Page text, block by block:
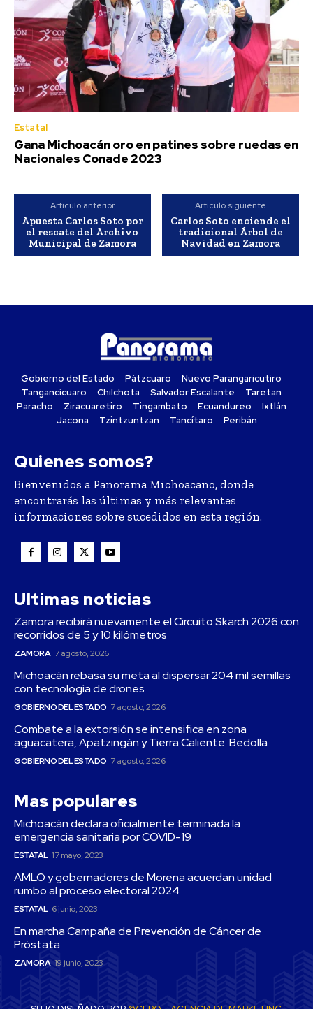
Estatal
Gana Michoacán oro en patines sobre ruedas en
Nacionales Conade 2023
Artículo anterior
Apuesta Carlos Soto por
el rescate del Archivo
Municipal de Zamora
Artículo siguiente
Carlos Soto enciende el
tradicional Árbol de
Navidad en Zamora
Gobierno del Estado Pátzcuaro
Nuevo Parangaricutiro
Tangancícuaro
Chilchota Salvador Escalante
Taretan
Paracho
Ziracuaretiro Tingambato Ecuandureo
Ixtlán
Jacona
Tzintzuntzan Tancítaro Peribán
Quienes somos?
Bienvenidos a Panorama Michoacano, donde
encontrarás las últimas y más relevantes
informaciones sobre sucedidos en esta región.
Ultimas noticias
Zamora recibirá nuevamente el Circuito Skarch 2026 con
recorridos de 5 y 10 kilómetros
ZAMORA 7 agosto, 2026
Michoacán rebasa su meta al dispersar 204 mil semillas
con tecnología de drones
GOBIERNO DEL ESTADO 7 agosto, 2026
Combate a la extorsión se intensifica en zona
aguacatera, Apatzingán y Tierra Caliente: Bedolla
GOBIERNO DEL ESTADO 7 agosto, 2026
Mas populares
Michoacán declara oficialmente terminada la
emergencia sanitaria por COVID-19
ESTATAL 17 mayo, 2023
AMLO y gobernadores de Morena acuerdan unidad
rumbo al proceso electoral 2024
ESTATAL 6 junio, 2023
En marcha Campaña de Prevención de Cáncer de
Próstata
ZAMORA 19 junio, 2023